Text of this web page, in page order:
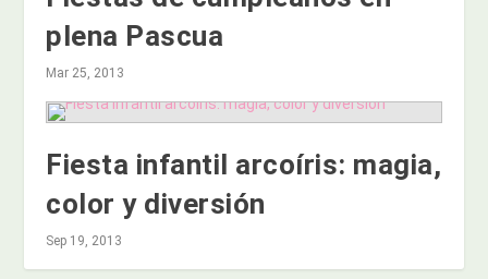
plena Pascua
Mar 25, 2013
Fiesta infantil arcoíris: magia,
color y diversión
Sep 19, 2013